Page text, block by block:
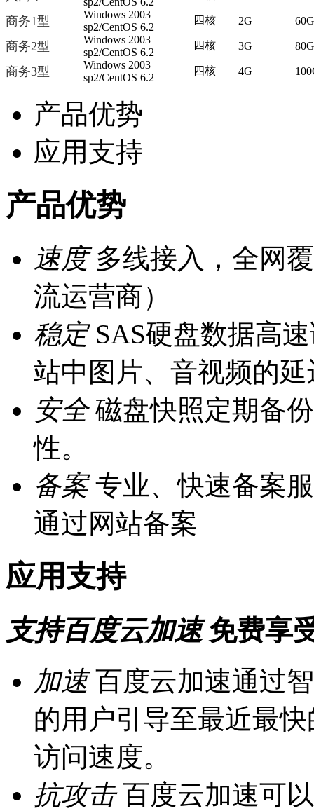
商务1型
Windows 2003
sp2/CentOS 6.2
四核 2G 60G
商务2型
Windows 2003
sp2/CentOS 6.2
四核 3G 80G
商务3型
Windows 2003
sp2/CentOS 6.2
四核 4G
产品优势
应用支持
产品优势
速度 多线接入，全网
流运营商）
稳定 SAS硬盘数据高
站中图片、音视频的
安全 磁盘快照定期备
性。
备案 专业、快速备案
通过网站备案
应用支持
支持百度云加速 免费享
加速 百度云加速通过
的用户引导至最近最
访问速度。
抗攻击 百度云加速可